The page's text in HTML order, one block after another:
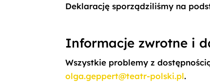
Deklarację sporządziliśmy na
Informacje zwrotne i
Wszystkie problemy z
olga.geppert@teatr-polski.pl.